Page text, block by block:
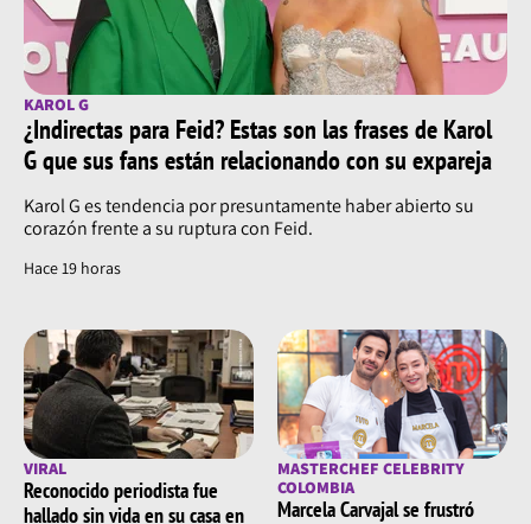
KAROL G
¿Indirectas para Feid? Estas son las frases de Karol
G que sus fans están relacionando con su expareja
Karol G es tendencia por presuntamente haber abierto su
corazón frente a su ruptura con Feid.
Hace 19 horas
VIRAL
Reconocido periodista fue
hallado sin vida en su casa en
MASTERCHEF CELEBRITY
COLOMBIA
Marcela Carvajal se frustró